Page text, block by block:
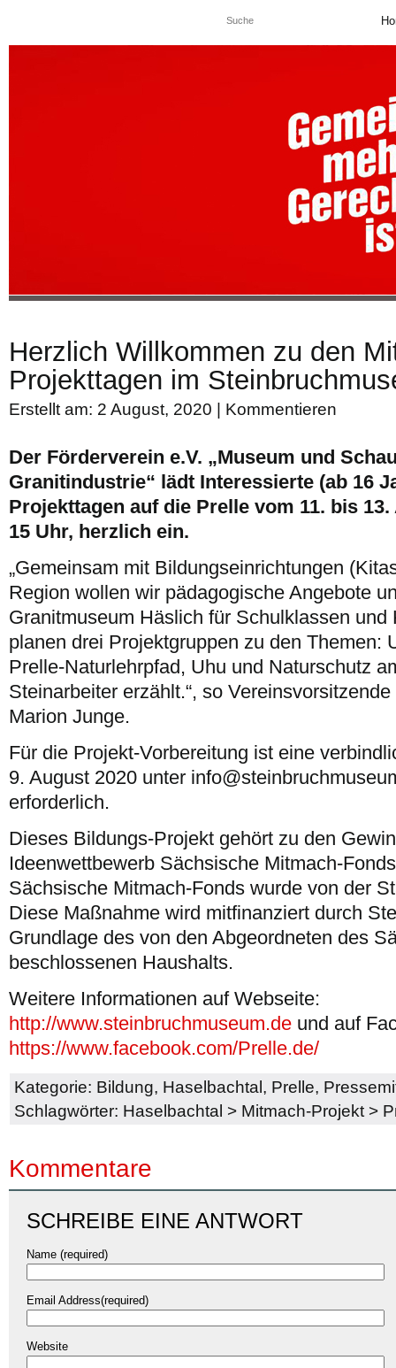
Herzlich Willkommen zu den
Projekttagen im
Erstellt am: 2 August, 2020 | Kommentieren
Der Förderverein e.V. „Museum und
Granitindustrie“ lädt Interessierte (ab 16
Projekttagen auf die Prelle vom 11. bis
15 Uhr, herzlich ein.
„Gemeinsam mit Bildungseinrichtungen
Region wollen wir pädagogische Angebote
Granitmuseum Häslich für Schulklassen
planen drei Projektgruppen zu den Themen:
Prelle-Naturlehrpfad, Uhu und Naturschutz
Steinarbeiter erzählt.“, so
Marion Junge.
Für die Projekt-Vorbereitung ist eine
9. August 2020 unter
erforderlich.
Dieses Bildungs-Projekt gehört zu den
Ideenwettbewerb Sächsische Mitmach-
Sächsische Mitmach-Fonds wurde von der
Diese Maßnahme wird mitfinanziert durch
Grundlage des von den Abgeordneten des
beschlossenen Haushalts.
Weitere Informationen auf Webseite:
http://www.steinbruchmuseum.de und auf
https://www.facebook.com/Prelle.de/
Kategorie: Bildung, Haselbachtal , Prelle,
Schlagwörter: Haselbachtal > Mitmach-Projekt >
Kommentare
SCHREIBE EINE ANTWORT
Name (required)
Email Address(required)
Website